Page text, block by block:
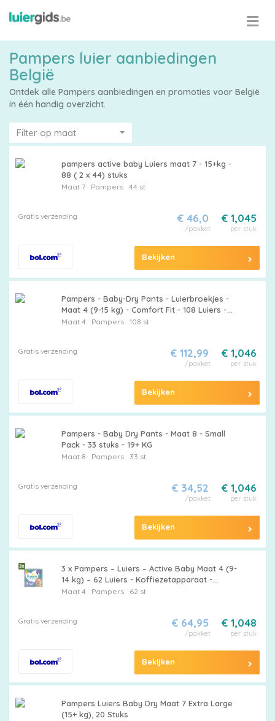
Kies
Pampers
Billendoekjes
Pampers luier aanbiedingen
België
Ontdek alle Pampers aanbiedingen en promoties voor België
in één handig overzicht.
Filter op maat
pampers active baby Luiers maat 7 - 15+kg -
88 ( 2 x 44) stuks
Maat 7 Pampers44 st
Gratis verzending € 1,045
per stuk
€ 46,0
/pakket
Bekijken
Pampers - Baby-Dry Pants - Luierbroekjes -
Maat 4 (9-15 kg) - Comfort Fit - 108 Luiers -
Bulkverpakking - 3 stuks
Maat 4 Pampers108 st
Gratis verzending € 1,046
per stuk
€ 112,99
/pakket
Bekijken
Pampers - Baby Dry Pants - Maat 8 - Small
Pack - 33 stuks - 19+ KG
Maat 8 Pampers33 st
Gratis verzending € 1,046
per stuk
€ 34,52
/pakket
Bekijken
3 x Pampers – Luiers – Active Baby Maat 4 (9-
14 kg) – 62 Luiers - Koffiezetapparaat -
Koffiezetapparaat - Koffiezetapparaat
Maat 4 Pampers62 st
Gratis verzending € 1,048
per stuk
€ 64,95
/pakket
Bekijken
Pampers Luiers Baby Dry Maat 7 Extra Large
(15+ kg), 20 Stuks